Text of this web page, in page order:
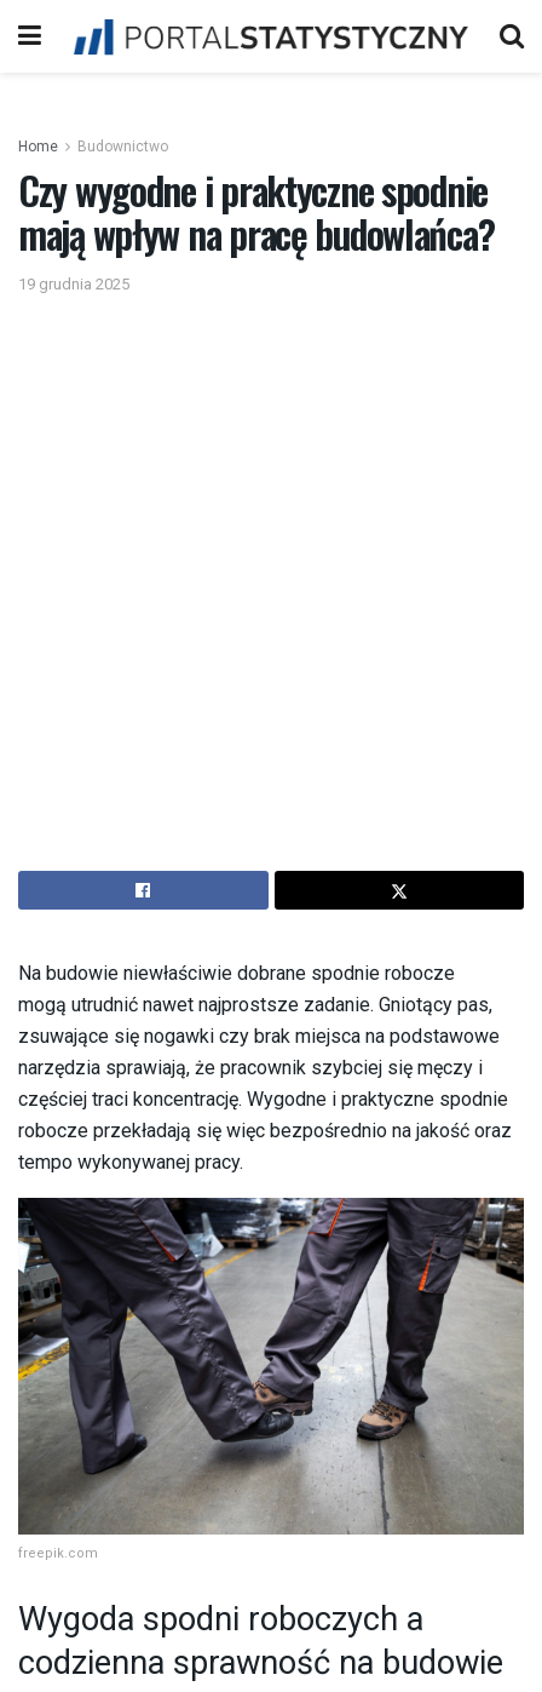
Home Budownictwo
​Czy wygodne i praktyczne spodnie
mają wpływ na pracę budowlańca?
19 grudnia 2025
Na budowie niewłaściwie dobrane spodnie robocze
mogą utrudnić nawet najprostsze zadanie. Gniotący pas,
zsuwające się nogawki czy brak miejsca na podstawowe
narzędzia sprawiają, że pracownik szybciej się męczy i
częściej traci koncentrację. Wygodne i praktyczne spodnie
robocze przekładają się więc bezpośrednio na jakość oraz
tempo wykonywanej pracy.
freepik.com
​Wygoda spodni roboczych a
codzienna sprawność na budowie